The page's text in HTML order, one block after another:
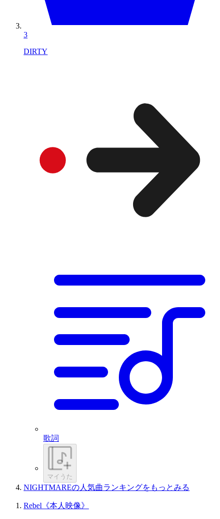
3
DIRTY
歌詞
マイうた
NIGHTMAREの人気曲ランキングをもっとみる
Rebel《本人映像》